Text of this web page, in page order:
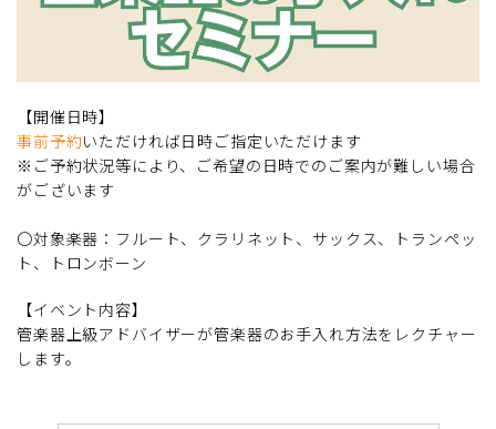
【開催日時】
事前予約いただければ日時ご指定いただけます
※ご予約状況等により、ご希望の日時でのご案内が難しい場合
がございます
〇対象楽器：フルート、クラリネット、サックス、トランペッ
ト、トロンボーン
【イベント内容】
管楽器上級アドバイザーが管楽器のお手入れ方法をレクチャー
します。